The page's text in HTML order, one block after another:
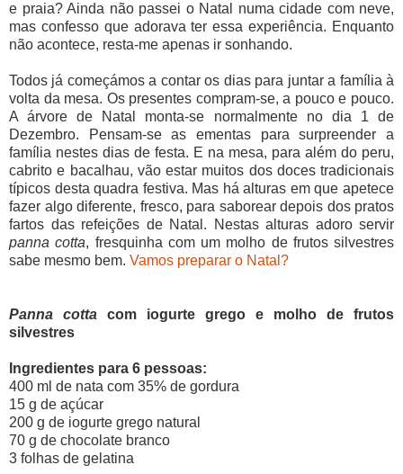
e praia? Ainda não passei o Natal numa cidade com neve,
mas confesso que adorava ter essa experiência. Enquanto
não acontece, resta-me apenas ir sonhando.
Todos já começámos a contar os dias para juntar a família à
volta da mesa. Os presentes compram-se, a pouco e pouco.
A árvore de Natal monta-se normalmente no dia 1 de
Dezembro. Pensam-se as ementas para surpreender a
família nestes dias de festa. E na mesa, para além do peru,
cabrito e bacalhau, vão estar muitos dos doces tradicionais
típicos desta quadra festiva. Mas há alturas em que apetece
fazer algo diferente, fresco, para saborear depois dos pratos
fartos das refeições de Natal. Nestas alturas adoro servir
panna cotta, fresquinha com um molho de frutos silvestres
sabe mesmo bem. Vamos preparar o Natal?
Panna cotta com iogurte grego e molho de frutos
silvestres
Ingredientes para 6 pessoas:
400 ml de nata com 35% de gordura
15 g de açúcar
200 g de iogurte grego natural
70 g de chocolate branco
3 folhas de gelatina